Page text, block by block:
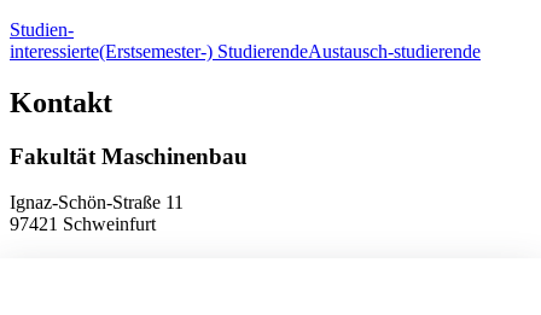
Studien-
interessierte(Erstsemester-) StudierendeAustausch-studierende
Kontakt
Fakultät Maschinenbau
Ignaz-Schön-Straße 11
97421 Schweinfurt